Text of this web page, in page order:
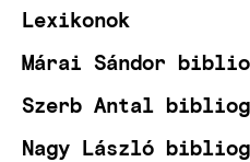
Lexikonok
Márai Sándor
Szerb Antal
Nagy László